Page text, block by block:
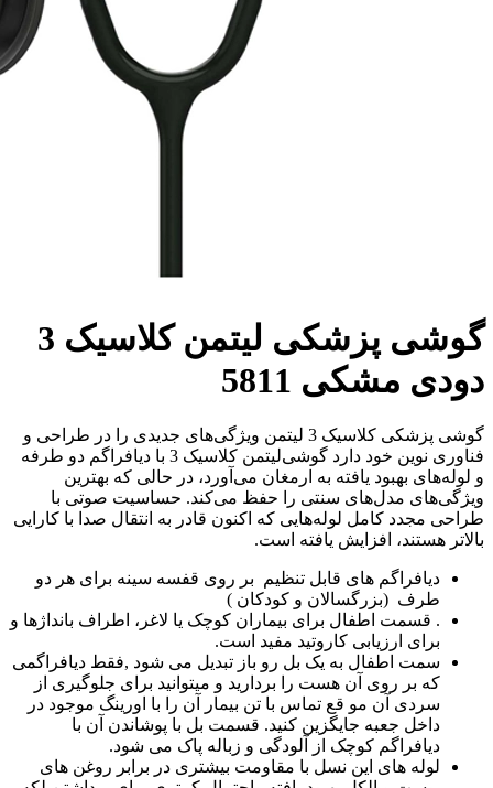
گوشی پزشکی لیتمن کلاسیک 3
دودی مشکی 5811
گوشی‌ پزشکی کلاسیک 3 لیتمن ویژگی‌های جدیدی را در طراحی و
فناوری نوین خود دارد گوشی‌لیتمن کلاسیک 3 با دیافراگم دو طرفه
و لوله‌های بهبود یافته به ارمغان می‌آورد، در حالی که بهترین
ویژگی‌های مدل‌های سنتی را حفظ می‌کند. حساسیت صوتی با
طراحی مجدد کامل لوله‌هایی که اکنون قادر به انتقال صدا با کارایی
بالاتر هستند، افزایش یافته است.
دیافراگم های قابل تنظیم بر روی قفسه سینه برای هر دو
طرف (بزرگسالان و کودکان )
. قسمت اطفال برای بیماران کوچک یا لاغر، اطراف بانداژها و
برای ارزیابی کاروتید مفید است.
سمت اطفال به یک بل رو باز تبدیل می شود ,فقط دیافراگمی
که بر روی آن هست را بردارید و میتوانید برای جلوگیری از
سردی آن مو قع تماس با تن بیمار آن را با اورینگ موجود در
داخل جعبه جایگزین کنید. قسمت بل با پوشاندن آن با
دیافراگم کوچک از آلودگی و زباله پاک می شود.
لوله های این نسل با مقاومت بیشتری در برابر روغن های